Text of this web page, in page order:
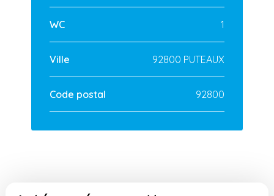
WC 1
Ville 92800 PUTEAUX
Code postal 92800